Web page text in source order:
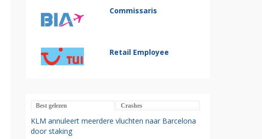
Commissaris
Retail Employee
Best gelezen Crashes
KLM annuleert meerdere vluchten naar Barcelona
door staking